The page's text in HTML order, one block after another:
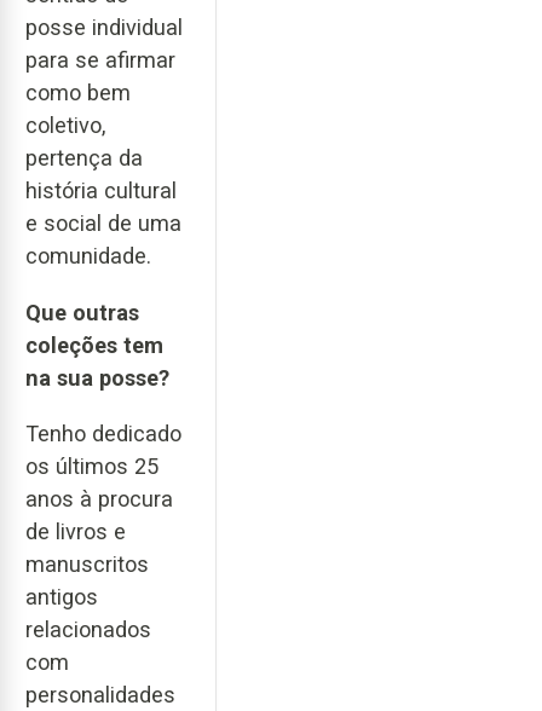
posse individual
para se afirmar
como bem
coletivo,
pertença da
história cultural
e social de uma
comunidade.
Que outras
coleções tem
na sua posse?
Tenho dedicado
os últimos 25
anos à procura
de livros e
manuscritos
antigos
relacionados
com
personalidades